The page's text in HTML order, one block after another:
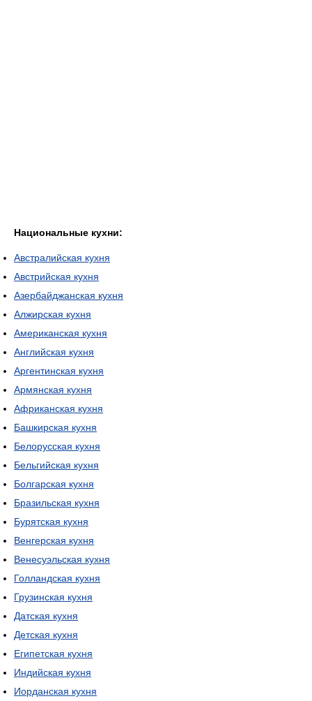
Национальные кухни:
Австралийская кухня
Австрийская кухня
Азербайджанская кухня
Алжирская кухня
Американская кухня
Английская кухня
Аргентинская кухня
Армянская кухня
Африканская кухня
Башкирская кухня
Белорусская кухня
Бельгийская кухня
Болгарская кухня
Бразильская кухня
Бурятская кухня
Венгерская кухня
Венесуэльская кухня
Голландская кухня
Грузинская кухня
Датская кухня
Детская кухня
Египетская кухня
Индийская кухня
Иорданская кухня